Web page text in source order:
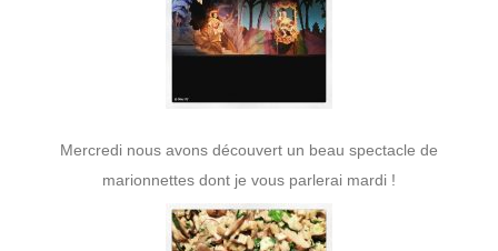
Mercredi nous avons découvert un beau spectacle de
marionnettes dont je vous parlerai mardi !